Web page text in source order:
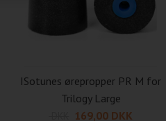
ISotunes ørepropper PR M for
Trilogy Large
169,00 DKK